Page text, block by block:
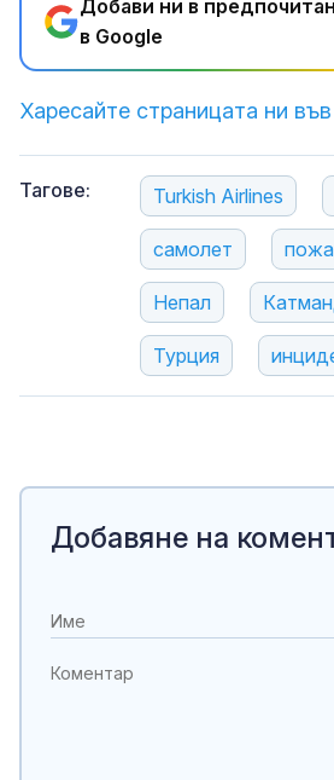
Добави ни в
в Google
Харесайте страницата ни
Тагове: Turkish Airlines
самолет
Непал
Турция
Добавяне на